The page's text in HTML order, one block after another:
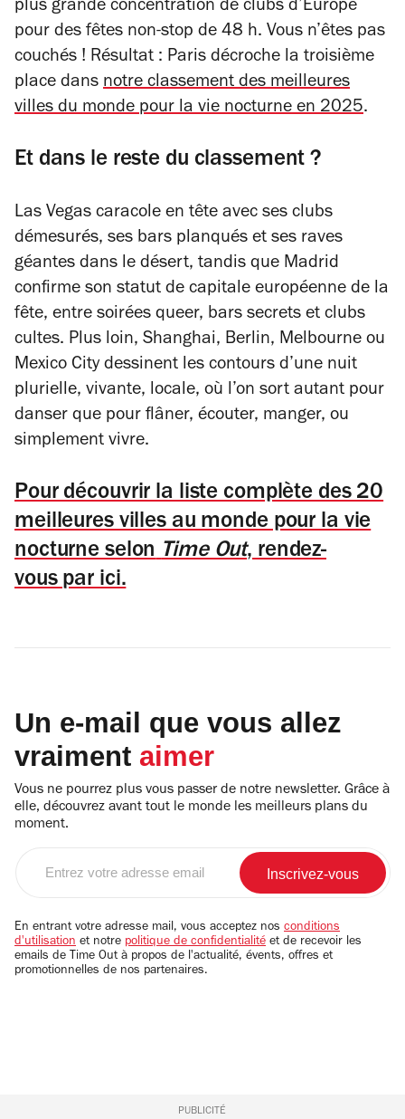
plus grande concentration de clubs d’Europe
pour des fêtes non-stop de 48 h. Vous n’êtes pas
couchés ! Résultat : Paris décroche la troisième
place dans notre classement des meilleures
villes du monde pour la vie nocturne en 2025.
Et dans le reste du classement ?
Las Vegas caracole en tête avec ses clubs
démesurés, ses bars planqués et ses raves
géantes dans le désert, tandis que Madrid
confirme son statut de capitale européenne de la
fête, entre soirées queer, bars secrets et clubs
cultes. Plus loin, Shanghai, Berlin, Melbourne ou
Mexico City dessinent les contours d’une nuit
plurielle, vivante, locale, où l’on sort autant pour
danser que pour flâner, écouter, manger, ou
simplement vivre.
Pour découvrir la liste complète des 20
meilleures villes au monde pour la vie
nocturne selon Time Out, rendez-
vous par ici.
Un e-mail que vous allez
vraiment aimer
Vous ne pourrez plus vous passer de notre newsletter. Grâce à
elle, découvrez avant tout le monde les meilleurs plans du
moment.
email
En entrant votre adresse mail, vous acceptez nos conditions
d'utilisation et notre politique de confidentialité et de recevoir les
emails de Time Out à propos de l'actualité, évents, offres et
promotionnelles de nos partenaires.
PUBLICITÉ